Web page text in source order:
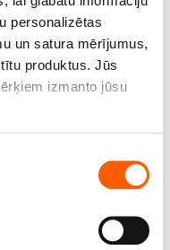
personalizētas
un satura mērījumus,
produktus. Jūs
izmanto jūsu
ģeogrāfisko
skenēšanu, lai
citi izmēri